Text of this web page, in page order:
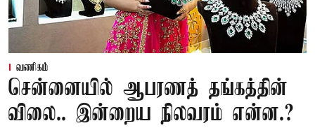
வணிகம்
சென்னையில் ஆபரணத் தங்கத்தின்
விலை.. இன்றைய நிலவரம் என்ன.?